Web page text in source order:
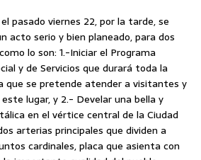
pasado viernes 22, por la tarde, se
acto serio y bien planeado, para dos
lo son: 1.-Iniciar el Programa
y de Servicios que durará toda la
que se pretende atender a visitantes y
lugar, y 2.- Develar una bella y
en el vértice central de la Ciudad
arterias principales que dividen a
cardinales, placa que asienta con